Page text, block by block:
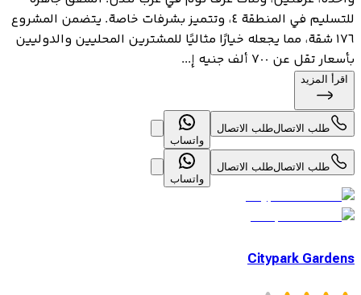
للتسليم في المنطقة ٤، وتتميز بشرفات خاصة. يتضمن المشروع
١٧٦ شقة، مما يجعله خيارًا مثاليًا للمشترين المحليين والدوليين
بأسعار تقل عن ٧٠٠ ألف جنيه إ...
اقرأ المزيد
طلب الاتصالطلب الاتصال
واتساب
طلب الاتصالطلب الاتصال
واتساب
Citypark Gardens